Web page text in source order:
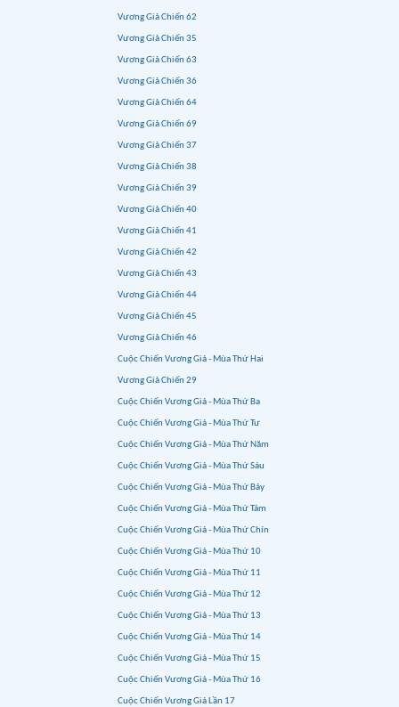
Vương Giả Chiến 62
Vương Giả Chiến 35
Vương Giả Chiến 63
Vương Giả Chiến 36
Vương Giả Chiến 64
Vương Giả Chiến 69
Vương Giả Chiến 37
Vương Giả Chiến 38
Vương Giả Chiến 39
Vương Giả Chiến 40
Vương Giả Chiến 41
Vương Giả Chiến 42
Vương Giả Chiến 43
Vương Giả Chiến 44
Vương Giả Chiến 45
Vương Giả Chiến 46
Cuộc Chiến Vương Giả - Mùa Thứ Hai
Vương Giả Chiến 29
Cuộc Chiến Vương Giả - Mùa Thứ Ba
Cuộc Chiến Vương Giả - Mùa Thứ Tư
Cuộc Chiến Vương Giả - Mùa Thứ Năm
Cuộc Chiến Vương Giả - Mùa Thứ Sáu
Cuộc Chiến Vương Giả - Mùa Thứ Bảy
Cuộc Chiến Vương Giả - Mùa Thứ Tám
Cuộc Chiến Vương Giả - Mùa Thứ Chín
Cuộc Chiến Vương Giả - Mùa Thứ 10
Cuộc Chiến Vương Giả - Mùa Thứ 11
Cuộc Chiến Vương Giả - Mùa Thứ 12
Cuộc Chiến Vương Giả - Mùa Thứ 13
Cuộc Chiến Vương Giả - Mùa Thứ 14
Cuộc Chiến Vương Giả - Mùa Thứ 15
Cuộc Chiến Vương Giả - Mùa Thứ 16
Cuộc Chiến Vương Giả Lần 17